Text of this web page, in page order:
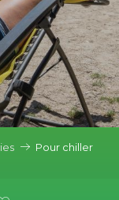
Pour chiller